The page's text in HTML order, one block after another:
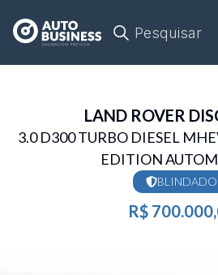
Pesquisar
LAND ROVER
3.0 D300 TURBO DIESEL
EDITION
BLINDADO
R$